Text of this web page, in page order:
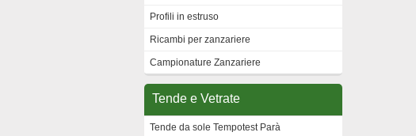
Profili in estruso
Ricambi per zanzariere
Campionature Zanzariere
Tende e Vetrate
Tende da sole Tempotest Parà